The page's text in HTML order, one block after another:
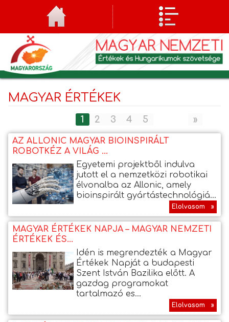
MAGYAR ÉRTÉKEK
1 2 3 4 5 »
AZ ALLONIC MAGYAR BIOINSPIRÁLT
ROBOTKÉZ A VILÁG ...
Egyetemi projektből indulva
jutott el a nemzetközi robotikai
élvonalba az Allonic, amely
bioinspirált gyártástechnológiá...
Elolvasom »
MAGYAR ÉRTÉKEK NAPJA – MAGYAR NEMZETI
ÉRTÉKEK ÉS...
Idén is megrendezték a Magyar
Értékek Napját a budapesti
Szent István Bazilika előtt. A
gazdag programokat
tartalmazó es...
Elolvasom »